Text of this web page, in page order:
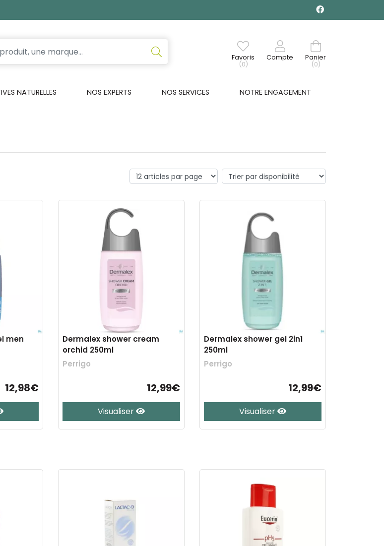
Favoris
(0)
Compte
Panier
(0)
NATURELLES NOS EXPERTS NOS SERVICES NOTRE ENGAGEMENT
men
12,98€
Dermalex shower cream
orchid 250ml
Perrigo
12,99€
Visualiser
Dermalex shower gel 2in1
250ml
Perrigo
12,99€
Visualiser